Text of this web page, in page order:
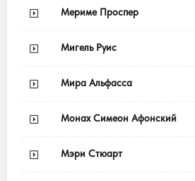
Мериме Проспер
Мигель Руис
Мира Альфасса
Монах Симеон Афонский
Мэри Стюарт